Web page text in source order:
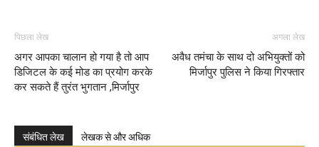
पिछला लेख
अगर आपका चालान हो गया है तो आप
डिजिटल के कई मोड का प्रयोग करके
कर सकते हैं तुरंत भुगतान ,मिर्जापुर
अगला लेख
अवैध तमंचा के साथ दो अभियुक्तों को
मिर्जापुर पुलिस ने किया गिरफ्तार
संबंधित लेख लेखक से और अधिक